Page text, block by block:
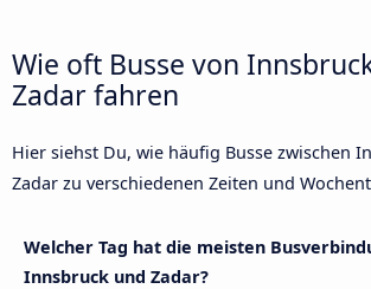
Wie oft Busse von
Zadar fahren
Hier siehst Du, wie häufig Busse zwischen
Zadar zu verschiedenen Zeiten und
Welcher Tag hat die meisten
Innsbruck und Zadar?